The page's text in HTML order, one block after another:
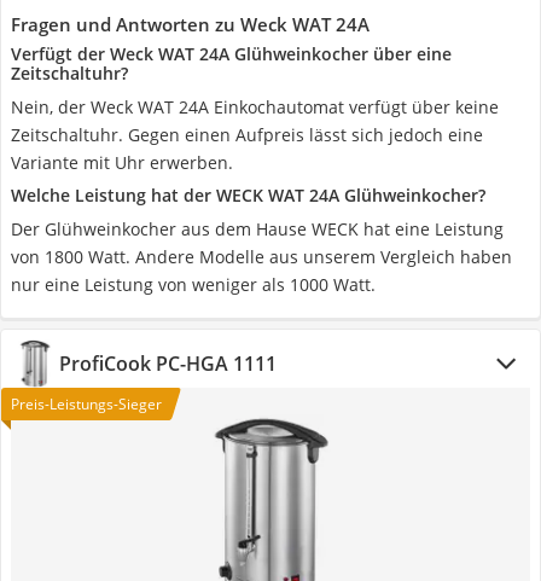
Fragen und Antworten zu Weck WAT 24A
Verfügt der Weck WAT 24A Glühweinkocher über eine
Zeitschaltuhr?
Nein, der Weck WAT 24A Einkochautomat verfügt über keine
Zeitschaltuhr. Gegen einen Aufpreis lässt sich jedoch eine
Variante mit Uhr erwerben.
Welche Leistung hat der WECK WAT 24A Glühweinkocher?
Der Glühweinkocher aus dem Hause WECK hat eine Leistung
von 1800 Watt. Andere Modelle aus unserem Vergleich haben
nur eine Leistung von weniger als 1000 Watt.
ProfiCook PC-HGA 1111
Preis-Leistungs-Sieger